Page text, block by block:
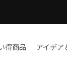
得商品 アイデア